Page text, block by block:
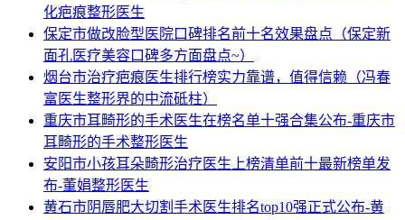
化疤痕整形医生
保定市做改脸型医院口碑排名前十名效果盘点（保定新
面孔医疗美容口碑多方面盘点~）
烟台市治疗疤痕医生排行榜实力靠谱，值得信赖（冯春
富医生整形界的中流砥柱）
重庆市耳畸形的手术医生在榜名单十强合集公布-重庆市
耳畸形的手术整形医生
安阳市小孩耳朵畸形治疗医生上榜清单前十最新榜单发
布-董娟整形医生
黄石市阴唇肥大切割手术医生排名top10强正式公布-黄